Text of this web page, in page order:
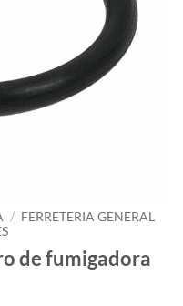
/ FERRETERIA GENERAL
de fumigadora